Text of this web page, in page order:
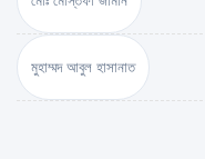
মুহাম্মদ আবুল হাসানাত